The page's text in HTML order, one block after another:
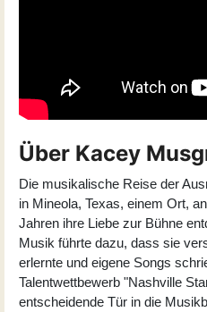
Über Kacey
Die musikalische Reise der
in Mineola, Texas, einem Ort,
Jahren ihre Liebe zur Bühne
Musik führte dazu, dass sie
erlernte und eigene Songs
Talentwettbewerb "Nashville
entscheidende Tür in die